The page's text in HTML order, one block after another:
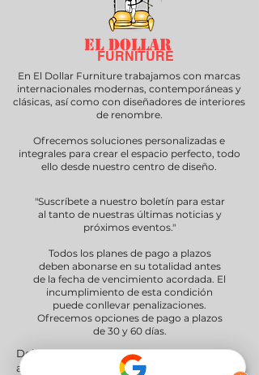
EL DOLLAR
FURNITURE
En El Dollar Furniture trabajamos con marcas
internacionales modernas, contemporáneas y
clásicas, así como con diseñadores de interiores
de renombre.
Ofrecemos soluciones personalizadas e
integrales para crear el espacio perfecto, todo
ello desde nuestro centro de diseño.
"Suscríbete a nuestro boletín para estar
al tanto de nuestras últimas noticias y
próximos eventos."
Todos los planes de pago a plazos
deben abonarse en su totalidad antes
de la fecha de vencimiento acordada. El
incumplimiento de esta condición
puede conllevar penalizaciones.
Ofrecemos opciones de pago a plazos
de 30 y 60 días.
Delivery Areas" We proudly serve South
and Central Florida, providing professional